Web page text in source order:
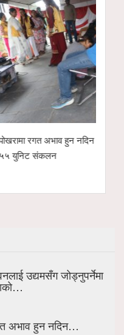
रक्तदान, गीताञ्जली साहित्य
उद्यमसँग जोड्नुपर्नेमा
अभाव हुन नदिन…